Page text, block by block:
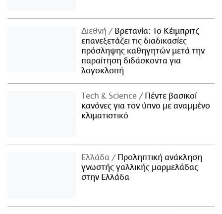
Διεθνή
Βρετανία: Το Κέιμπριτζ
επανεξετάζει τις διαδικασίες
πρόσληψης καθηγητών μετά την
παραίτηση διδάσκοντα για
λογοκλοπή
Τech & Science
Πέντε βασικοί
κανόνες για τον ύπνο με αναμμένο
κλιματιστικό
Ελλάδα
Προληπτική ανάκληση
γνωστής γαλλικής μαρμελάδας
στην Ελλάδα